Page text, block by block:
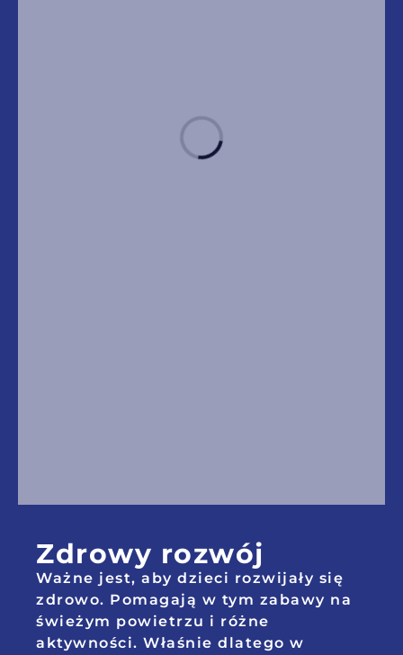
Zdrowy rozwój
Ważne jest, aby dzieci rozwijały się
zdrowo. Pomagają w tym zabawy na
świeżym powietrzu i różne
aktywności. Właśnie dlatego w